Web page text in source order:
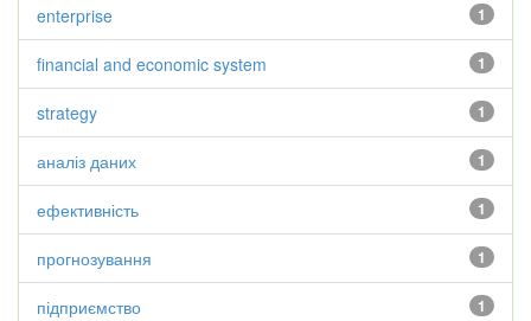
1
enterprise
1
financial and economic system
1
strategy
1
аналіз даних
1
ефективність
1
прогнозування
1
підприємство